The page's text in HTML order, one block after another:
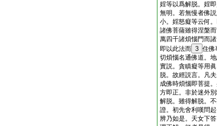
婬等以爲解脱。婬
無明。若無慢者佛
小。婬怒癡等云何
諸佛菩薩雖得涅槃
萬四千諸煩惱門而
即以此法而 3 住佛
切煩惱名通佛道。
實説。貪瞋癡等用
脱。故經説言。凡
成佛時煩惱即菩提
方即正。非於迷外
解脱。雖得解脱。
證。初先舍利嘆問
辨乃如是。天女下